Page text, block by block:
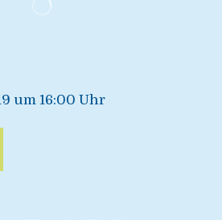
um 16:00 Uhr